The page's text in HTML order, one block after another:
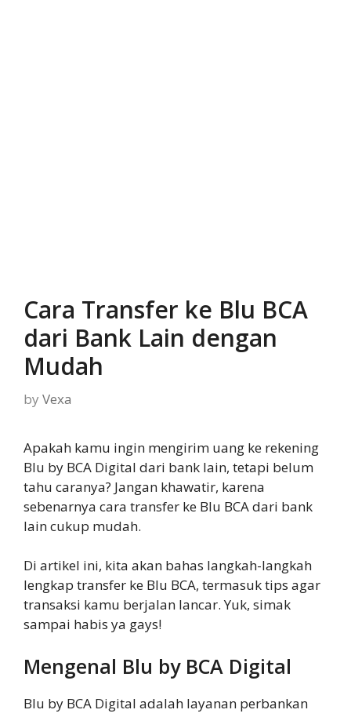
Cara Transfer ke Blu BCA
dari Bank Lain dengan
Mudah
by Vexa
Apakah kamu ingin mengirim uang ke rekening
Blu by BCA Digital dari bank lain, tetapi belum
tahu caranya? Jangan khawatir, karena
sebenarnya cara transfer ke Blu BCA dari bank
lain cukup mudah.
Di artikel ini, kita akan bahas langkah-langkah
lengkap transfer ke Blu BCA, termasuk tips agar
transaksi kamu berjalan lancar. Yuk, simak
sampai habis ya gays!
Mengenal Blu by BCA Digital
Blu by BCA Digital adalah layanan perbankan